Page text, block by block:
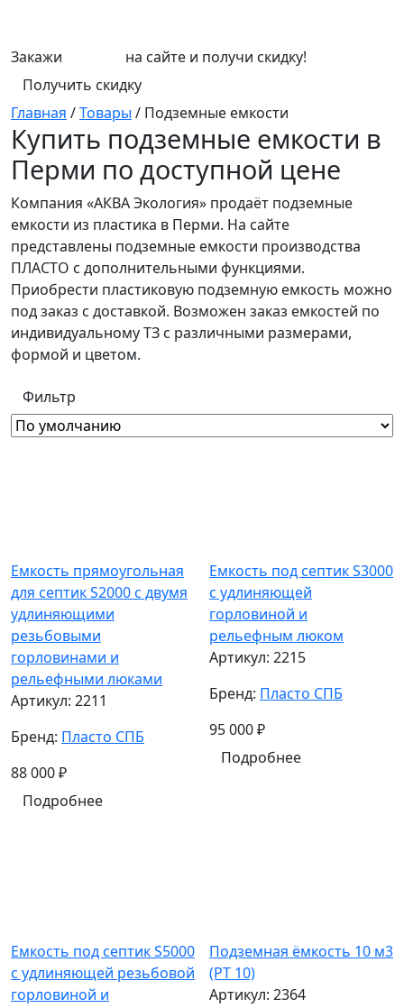
Закажи
на сайте и получи скидку!
Получить скидку
Главная /Товары / Подземные емкости
Купить подземные емкости в
Перми по доступной цене
Компания «АКВА Экология» продаёт подземные
емкости из пластика в Перми. На сайте
представлены подземные емкости производства
ПЛАСТО с дополнительными функциями.
Приобрести пластиковую подземную емкость можно
под заказ с доставкой. Возможен заказ емкостей по
индивидуальному ТЗ с различными размерами,
формой и цветом.
Фильтр
Емкость прямоугольная
для септик S2000 с двумя
удлиняющими
резьбовыми
горловинами и
рельефными люками
Артикул: 2211
Бренд: Пласто СПБ
88 000₽
Подробнее
Емкость под септик S3000
с удлиняющей
горловиной и
рельефным люком
Артикул: 2215
Бренд: Пласто СПБ
95 000₽
Подробнее
Емкость под септик S5000
с удлиняющей резьбовой
горловиной и
Подземная ёмкость 10 м3
(PT 10)
Артикул: 2364